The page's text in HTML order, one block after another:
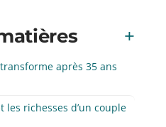
après 35 ans
les richesses d’un couple